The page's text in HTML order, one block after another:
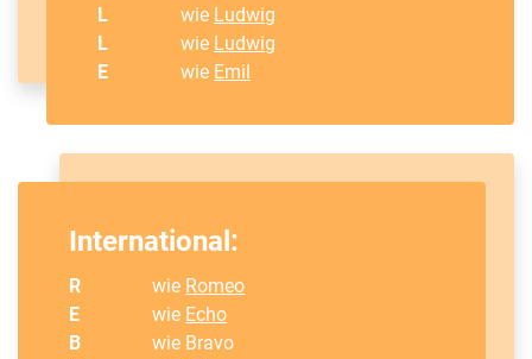
L
wie Ludwig
L
wie Ludwig
E
wie Emil
International:
R wie Romeo
E
wie Echo
B
wie Bravo